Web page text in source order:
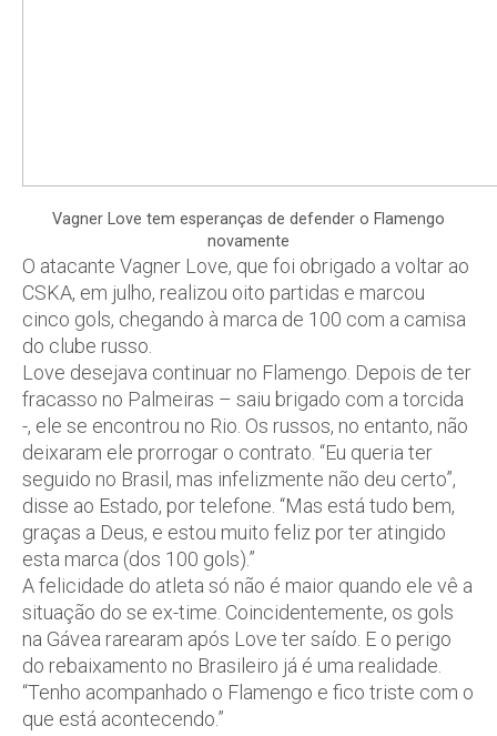
Vagner Love tem esperanças de defender o Flamengo
novamente
O atacante Vagner Love, que foi obrigado a voltar ao
CSKA, em julho, realizou oito partidas e marcou
cinco gols, chegando à marca de 100 com a camisa
do clube russo.
Love desejava continuar no Flamengo. Depois de ter
fracasso no Palmeiras – saiu brigado com a torcida
-, ele se encontrou no Rio. Os russos, no entanto, não
deixaram ele prorrogar o contrato. “Eu queria ter
seguido no Brasil, mas infelizmente não deu certo”,
disse ao Estado, por telefone. “Mas está tudo bem,
graças a Deus, e estou muito feliz por ter atingido
esta marca (dos 100 gols).”
A felicidade do atleta só não é maior quando ele vê a
situação do se ex-time. Coincidentemente, os gols
na Gávea rarearam após Love ter saído. E o perigo
do rebaixamento no Brasileiro já é uma realidade.
“Tenho acompanhado o Flamengo e fico triste com o
que está acontecendo.”